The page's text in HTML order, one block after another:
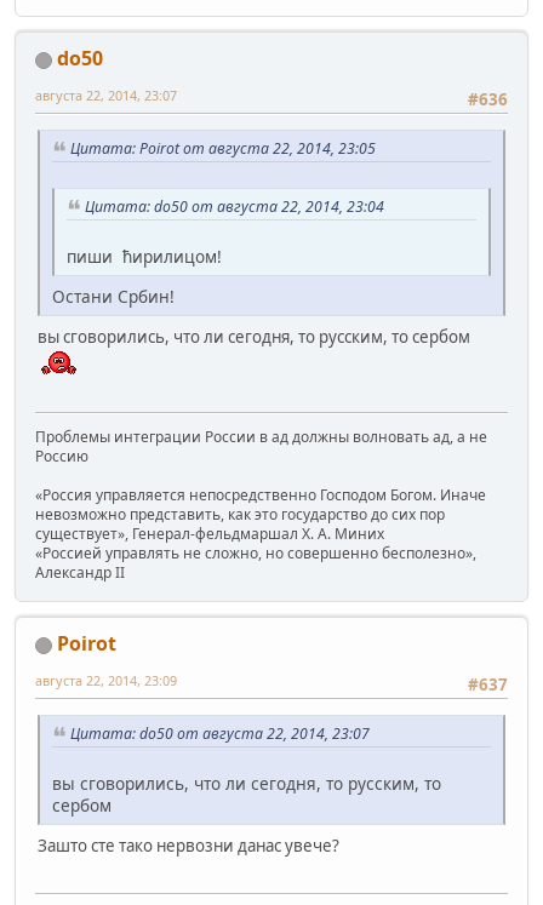
do50
#636
августа 22, 2014, 23:07
Цитата: Poirot от августа 22, 2014, 23:05
Цитата: do50 от августа 22, 2014, 23:04
пиши ћирилицом!
Остани Србин!
вы сговорились, что ли сегодня, то русским, то сербом
Проблемы интеграции России в ад должны волновать ад, а не
Россию
«Россия управляется непосредственно Господом Богом. Иначе
невозможно представить, как это государство до сих пор
существует», Генерал-фельдмаршал Х. А. Миних
«Россией управлять не сложно, но совершенно бесполезно»,
Александр II
Poirot
#637
августа 22, 2014, 23:09
Цитата: do50 от августа 22, 2014, 23:07
вы сговорились, что ли сегодня, то русским, то
сербом
Зашто сте тако нервозни данас увече?